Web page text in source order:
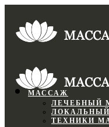
МАССАЖ
ЛЕЧЕБНЫЙ
ТЕХНИКИ